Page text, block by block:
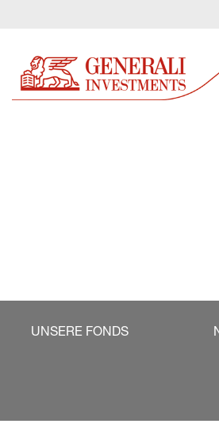
UNSERE FONDS